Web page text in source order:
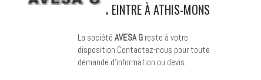
PEINTRE À ATHIS-MONS
La société AVESA G reste à votre
disposition.Contactez-nous pour toute
demande d'information ou devis.